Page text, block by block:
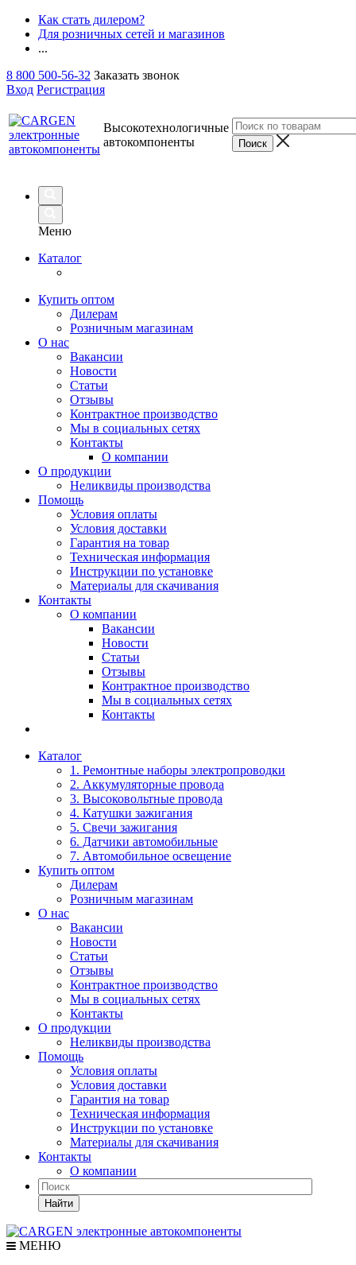
Как стать дилером?
Для розничных сетей и магазинов
...
8 800 500-56-32 Заказать звонок
Вход Регистрация
Высокотехнологичные
автокомпоненты
Меню
Каталог
Купить оптом
Дилерам
Розничным магазинам
О нас
Вакансии
Новости
Статьи
Отзывы
Контрактное производство
Мы в социальных сетях
Контакты
О компании
О продукции
Неликвиды производства
Помощь
Условия оплаты
Условия доставки
Гарантия на товар
Техническая информация
Инструкции по установке
Материалы для скачивания
Контакты
О компании
Вакансии
Новости
Статьи
Отзывы
Контрактное производство
Мы в социальных сетях
Контакты
Каталог
1. Ремонтные наборы электропроводки
2. Аккумуляторные провода
3. Высоковольтные провода
4. Катушки зажигания
5. Свечи зажигания
6. Датчики автомобильные
7. Автомобильное освещение
Купить оптом
Дилерам
Розничным магазинам
О нас
Вакансии
Новости
Статьи
Отзывы
Контрактное производство
Мы в социальных сетях
Контакты
О продукции
Неликвиды производства
Помощь
Условия оплаты
Условия доставки
Гарантия на товар
Техническая информация
Инструкции по установке
Материалы для скачивания
Контакты
О компании
Найти
МЕНЮ